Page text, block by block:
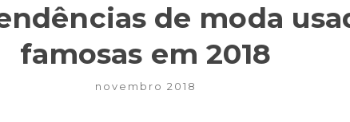
de moda
famosas em 2018
novembro 2018